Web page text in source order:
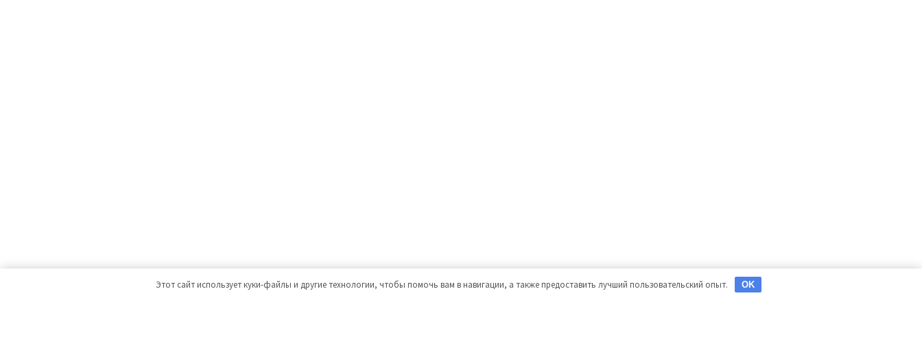
Этот сайт использует куки-файлы и другие технологии, чтобы помочь вам в навигации, а также предоставить лучший пользовательский опыт. OK